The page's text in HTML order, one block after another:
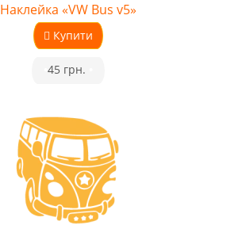
Наклейка «VW Bus v5»
Купити
45 грн.